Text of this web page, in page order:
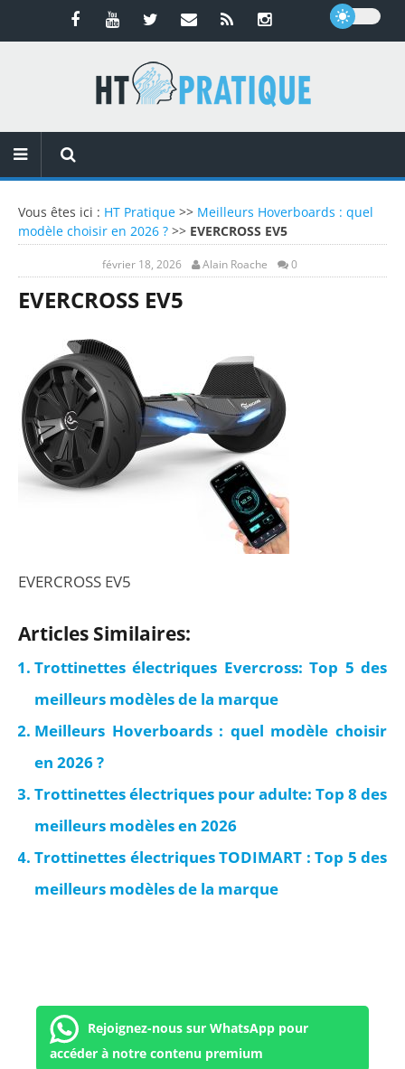
Vous êtes ici : HT Pratique >> Meilleurs Hoverboards : quel
modèle choisir en 2026 ? >> EVERCROSS EV5
février 18, 2026 Alain Roache 0
EVERCROSS EV5
EVERCROSS EV5
Articles Similaires:
Trottinettes électriques Evercross: Top 5 des
meilleurs modèles de la marque
Meilleurs Hoverboards : quel modèle choisir
en 2026 ?
Trottinettes électriques pour adulte: Top 8 des
meilleurs modèles en 2026
Trottinettes électriques TODIMART : Top 5 des
meilleurs modèles de la marque
Rejoignez-nous sur WhatsApp pour
accéder à notre contenu premium